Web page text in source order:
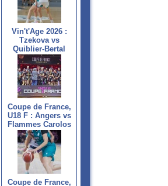
Vin't'Age 2026 :
Tzekova vs
Quiblier-Bertal
Coupe de France,
U18 F : Angers vs
Flammes Carolos
Coupe de France,